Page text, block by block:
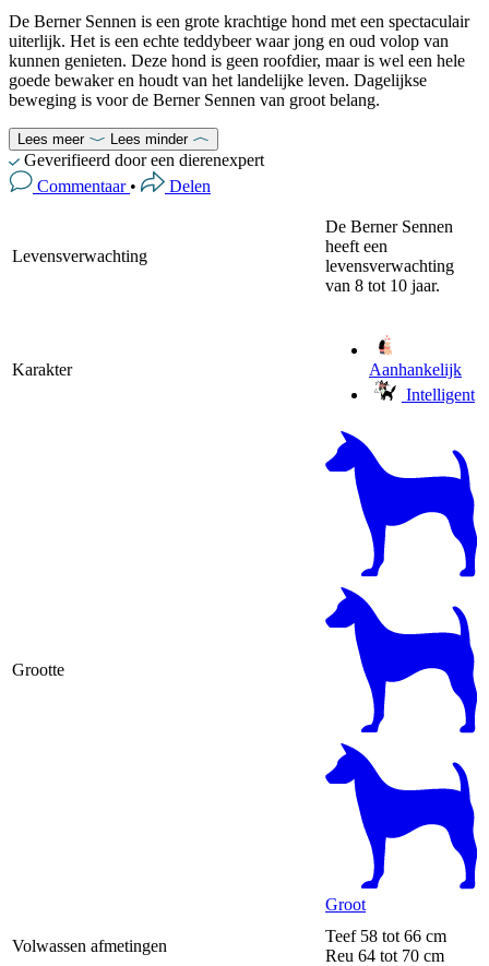
De Berner Sennen is een grote krachtige hond met een spectaculair
uiterlijk. Het is een echte teddybeer waar jong en oud volop van
kunnen genieten. Deze hond is geen roofdier, maar is wel een hele
goede bewaker en houdt van het landelijke leven. Dagelijkse
beweging is voor de Berner Sennen van groot belang.
Lees meer Lees minder
Geverifieerd door een dierenexpert
Commentaar • Delen
Levensverwachting
De Berner Sennen
heeft een
levensverwachting
van 8 tot 10 jaar.
Karakter
Aanhankelijk
Intelligent
Grootte
Groot
Volwassen afmetingen
Teef 58 tot 66 cm
Reu 64 tot 70 cm